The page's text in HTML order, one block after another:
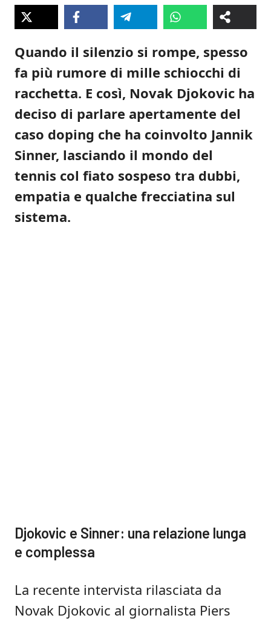
Quando il silenzio si rompe, spesso
fa più rumore di mille schiocchi di
racchetta. E così, Novak Djokovic ha
deciso di parlare apertamente del
caso doping che ha coinvolto Jannik
Sinner, lasciando il mondo del
tennis col fiato sospeso tra dubbi,
empatia e qualche frecciatina sul
sistema.
Djokovic e Sinner: una relazione lunga
e complessa
La recente intervista rilasciata da
Novak Djokovic al giornalista Piers